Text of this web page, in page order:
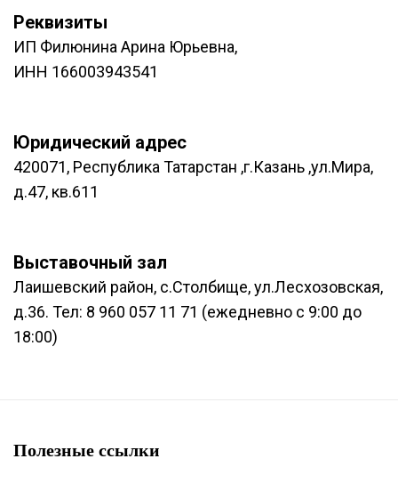
Реквизиты
ИП Филюнина Арина Юрьевна,
ИНН 166003943541
Юридический адрес
420071, Республика Татарстан ,г.Казань ,ул.Мира,
д.47, кв.611
Выставочный зал
Лаишевский район, с.Столбище, ул.Лесхозовская,
д.36. Тел: 8 960 057 11 71 (ежедневно с 9:00 до
18:00)
Полезные ссылки